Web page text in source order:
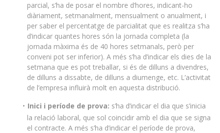
parcial, s’ha de posar el nombre d’hores, indicant-ho
diàriament, setmanalment, mensualment o anualment, i
per saber el percentatge de parcialitat que es realitza s’ha
d’indicar quantes hores són la jornada completa (la
jornada màxima és de 40 hores setmanals, però per
conveni pot ser inferior). A més s’ha d’indicar els dies de la
setmana que es pot treballar, si és de dilluns a divendres,
de dilluns a dissabte, de dilluns a diumenge, etc. L’activitat
de l’empresa influirà molt en aquesta distribució.
Inici i període de prova: s’ha d’indicar el dia que s’inicia
la relació laboral, que sol coincidir amb el dia que se signa
el contracte. A més s’ha d’indicar el període de prova,